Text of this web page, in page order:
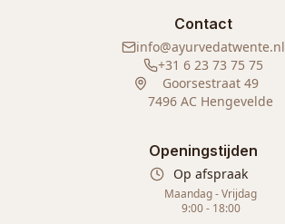
Contact
info@ayurvedatwente.nl
+31 6 23 73 75 75
Goorsestraat 49
7496 AC Hengevelde
Openingstijden
Op afspraak
Maandag - Vrijdag
9:00 - 18:00